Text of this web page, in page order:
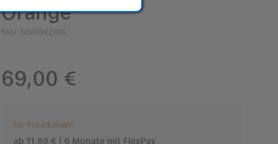
Orange
SKU: MGGD4ZM/A
69,00 €
Für Privatkunden
ab 11,69 € / 6 Monate mit FlexPay